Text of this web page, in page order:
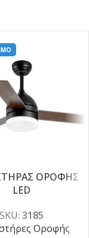
ΟΡΟΦΗΣ
LED
SKU: 3185
Οροφής